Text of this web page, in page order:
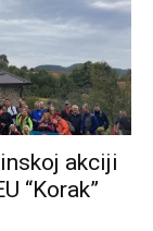
akciji
“Korak”